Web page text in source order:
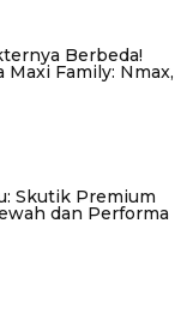
Berbeda!
Maxi Family: Nmax,
Skutik Premium
dan Performa